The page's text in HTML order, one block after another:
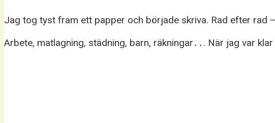
Jag tog tyst fram ett papper och började skriva. Rad efter rad
Arbete, matlagning, städning, barn, räkningar․․. När jag var